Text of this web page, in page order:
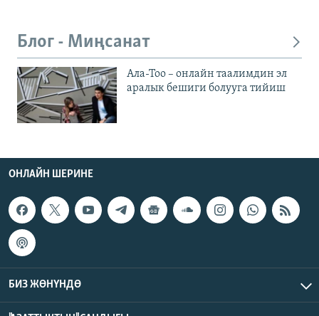
Блог - Миңсанат
Ала-Тоо – онлайн таалимдин эл
аралык бешиги болууга тийиш
ОНЛАЙН ШЕРИНЕ
БИЗ ЖӨНҮНДӨ